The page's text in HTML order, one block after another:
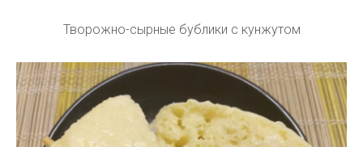
Творожно-сырные бублики с кунжутом